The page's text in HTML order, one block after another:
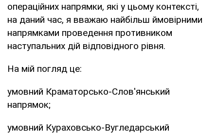
операційних напрямки, які у цьому контексті,
на даний час, я вважаю найбільш ймовірними
напрямками проведення противником
наступальних дій відповідного рівня.
На мій погляд це:
умовний Краматорсько-Слов'янський
напрямок;
умовний Кураховсько-Вугледарський